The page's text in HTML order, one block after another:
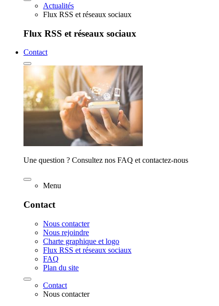
Actualités
Flux RSS et réseaux sociaux
Flux RSS et réseaux sociaux
Contact
Une question ? Consultez nos FAQ et contactez-nous
Menu
Contact
Nous contacter
Nous rejoindre
Charte graphique et logo
Flux RSS et réseaux sociaux
FAQ
Plan du site
Contact
Nous contacter